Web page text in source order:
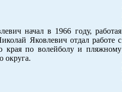
начал в 1966 году, работая
Яковлевич отдал работе с
края по волейболу и пляжному
округа.